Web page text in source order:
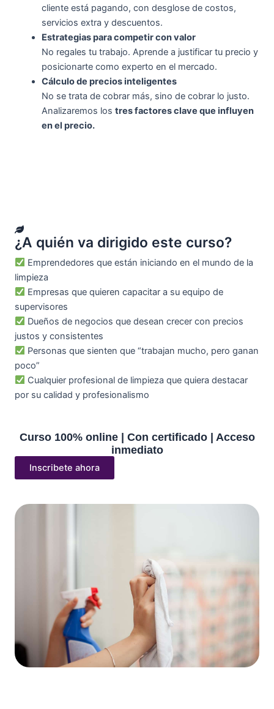
cliente está pagando, con desglose de costos,
servicios extra y descuentos.
Estrategias para competir con valor
No regales tu trabajo. Aprende a justificar tu precio y
posicionarte como experto en el mercado.
Cálculo de precios inteligentes
No se trata de cobrar más, sino de cobrar lo justo.
Analizaremos los tres factores clave que influyen
en el precio.
¿A quién va dirigido este curso?
Emprendedores que están iniciando en el mundo de la
limpieza
Empresas que quieren capacitar a su equipo de
supervisores
Dueños de negocios que desean crecer con precios
justos y consistentes
Personas que sienten que “trabajan mucho, pero ganan
poco”
Cualquier profesional de limpieza que quiera destacar
por su calidad y profesionalismo
Curso 100% online | Con certificado | Acceso
inmediato
Inscribete ahora